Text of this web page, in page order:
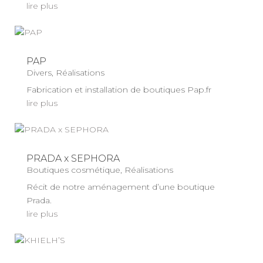
lire plus
PAP
Divers, Réalisations
Fabrication et installation de boutiques Pap.fr
lire plus
PRADA x SEPHORA
Boutiques cosmétique, Réalisations
Récit de notre aménagement d’une boutique
Prada.
lire plus